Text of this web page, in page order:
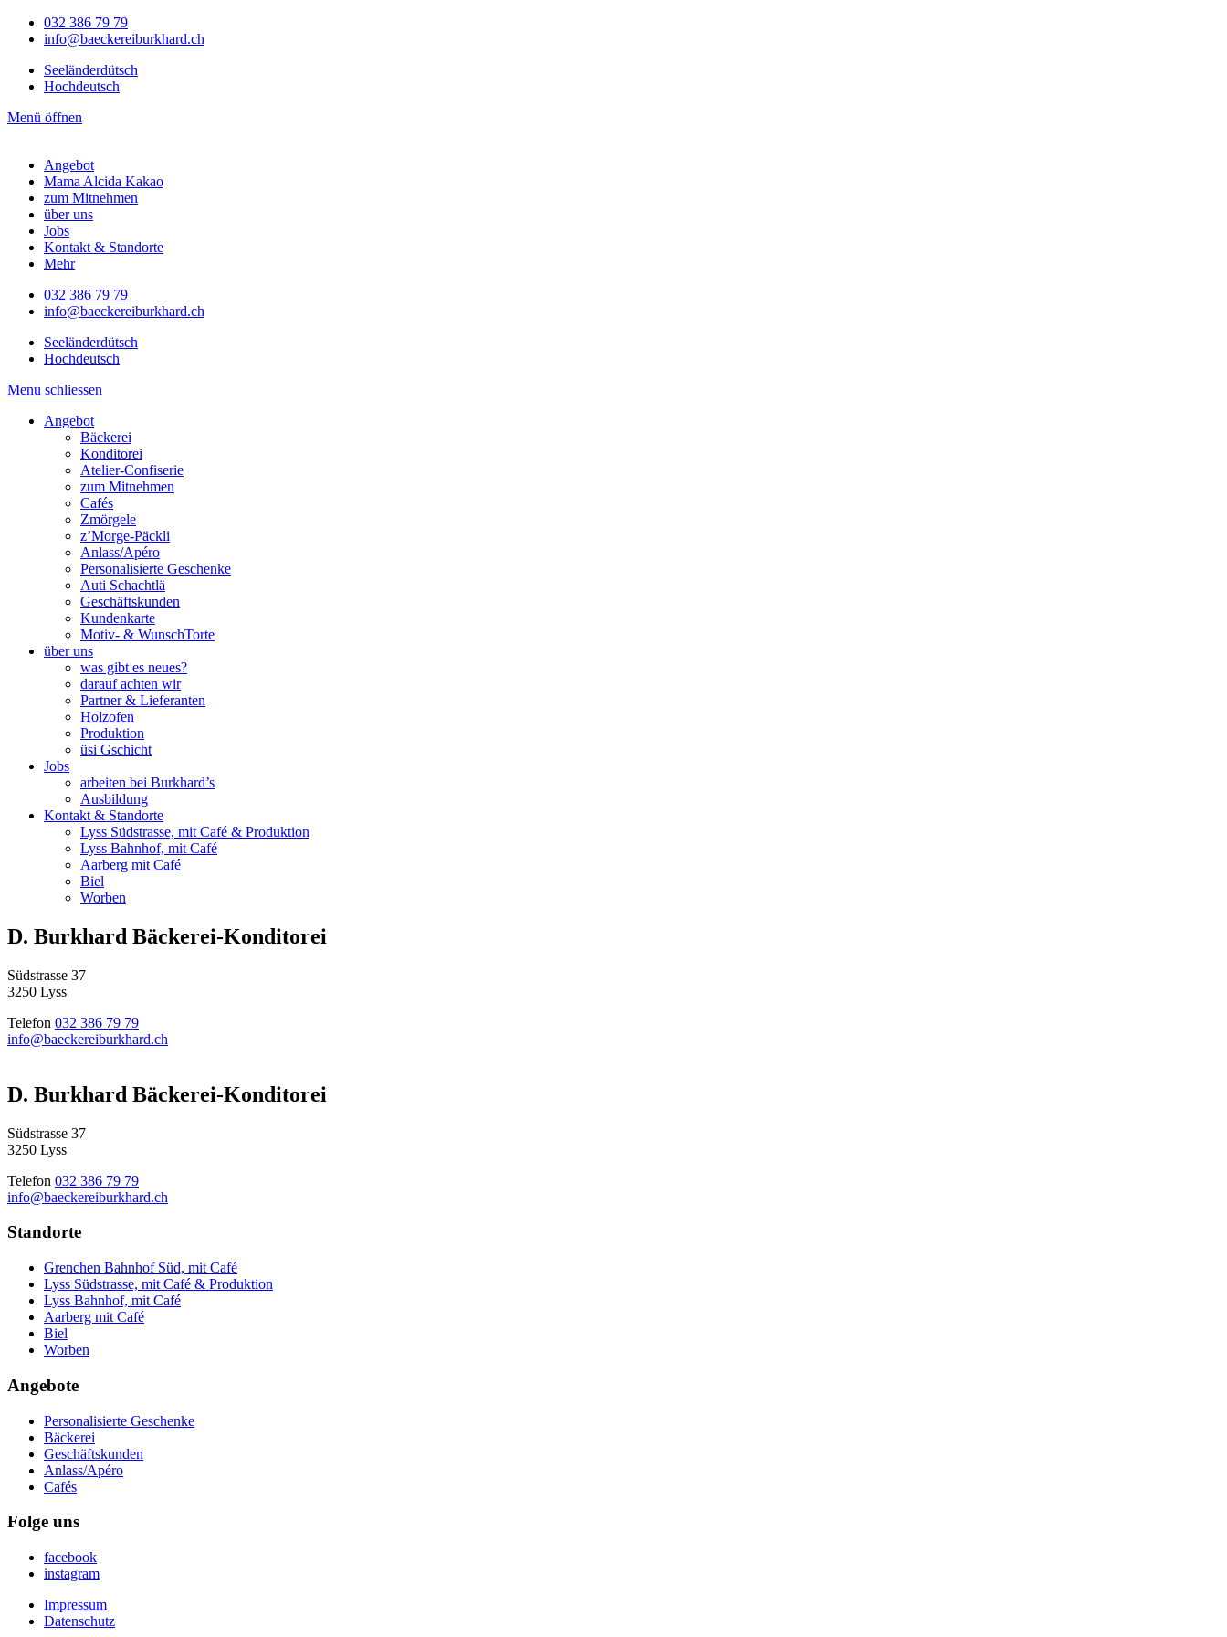
032 386 79 79
info@baeckereiburkhard.ch
Seeländerdütsch
Hochdeutsch
Menü öffnen
Angebot
Mama Alcida Kakao
zum Mitnehmen
über uns
Jobs
Kontakt & Standorte
Mehr
032 386 79 79
info@baeckereiburkhard.ch
Seeländerdütsch
Hochdeutsch
Menu schliessen
Angebot
Bäckerei
Konditorei
Atelier-Confiserie
zum Mitnehmen
Cafés
Zmörgele
z’Morge-Päckli
Anlass/Apéro
Personalisierte Geschenke
Auti Schachtlä
Geschäftskunden
Kundenkarte
Motiv- & WunschTorte
über uns
was gibt es neues?
darauf achten wir
Partner & Lieferanten
Holzofen
Produktion
üsi Gschicht
Jobs
arbeiten bei Burkhard’s
Ausbildung
Kontakt & Standorte
Lyss Südstrasse, mit Café & Produktion
Lyss Bahnhof, mit Café
Aarberg mit Café
Biel
Worben
D. Burkhard Bäckerei-Konditorei
Südstrasse 37
3250 Lyss
Telefon 032 386 79 79
info@baeckereiburkhard.ch
D. Burkhard Bäckerei-Konditorei
Südstrasse 37
3250 Lyss
Telefon 032 386 79 79
info@baeckereiburkhard.ch
Standorte
Grenchen Bahnhof Süd, mit Café
Lyss Südstrasse, mit Café & Produktion
Lyss Bahnhof, mit Café
Aarberg mit Café
Biel
Worben
Angebote
Personalisierte Geschenke
Bäckerei
Geschäftskunden
Anlass/Apéro
Cafés
Folge uns
facebook
instagram
Impressum
Datenschutz